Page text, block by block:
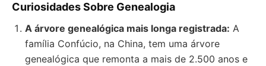
Curiosidades Sobre Genealogia
A árvore genealógica mais longa registrada: A
família Confúcio, na China, tem uma árvore
genealógica que remonta a mais de 2.500 anos e